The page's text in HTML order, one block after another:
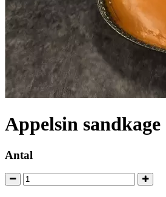
Appelsin sandkage
Antal